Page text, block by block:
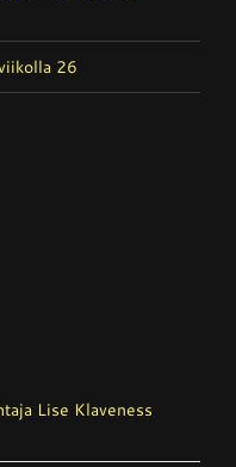
26
Lise Klaveness